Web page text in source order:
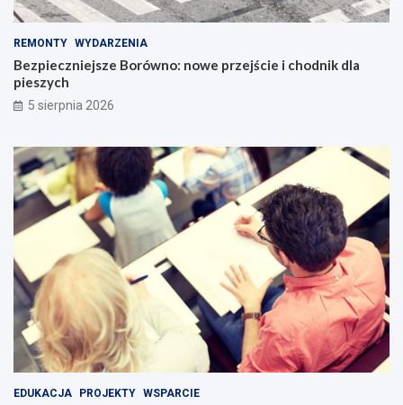
REMONTY WYDARZENIA
Bezpieczniejsze Borówno: nowe przejście i chodnik dla
pieszych
5 sierpnia 2026
EDUKACJA PROJEKTY WSPARCIE